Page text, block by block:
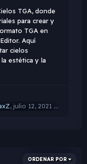
TGA, donde
para crear y
TGA en
Aquí
cielos
estética y la
, julio 12, 2021 a las 20:26
ORDENAR POR